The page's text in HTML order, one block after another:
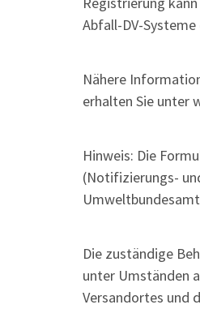
Abfall-DV-
Nähere
erhalten Sie unter
Hinweis: Die
(Notifizierungs-
Die zuständige
unter Umständen
Versandortes und